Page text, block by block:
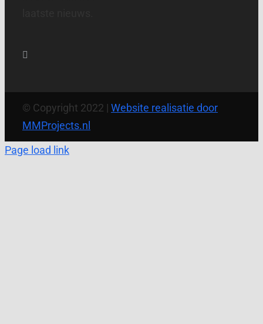
© Copyright 2022 | Website realisatie door
MMProjects.nl
Page load link